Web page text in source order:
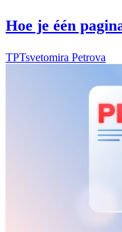
Hoe je één
TPTsvetomira Petrova